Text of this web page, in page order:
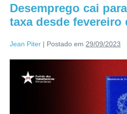
Desemprego cai
taxa desde fevereiro
Jean Piter | Postado em 29/09/2023